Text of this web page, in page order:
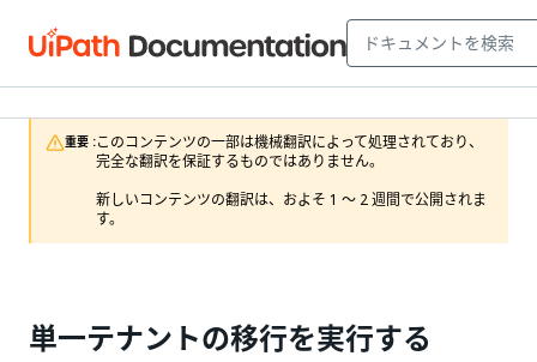
重要 :このコンテンツの一部は機械翻訳によって処理されており、
完全な翻訳を保証するものではありません。
新しいコンテンツの翻訳は、およそ 1 ～ 2 週間で公開されま
す。
単一テナントの移行を実行する